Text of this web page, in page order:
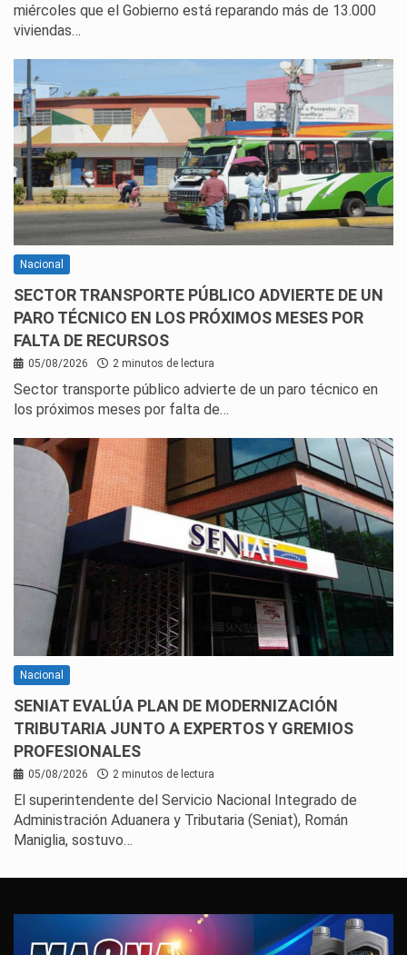
miércoles que el Gobierno está reparando más de 13.000
viviendas…
Nacional
SECTOR TRANSPORTE PÚBLICO ADVIERTE DE UN
PARO TÉCNICO EN LOS PRÓXIMOS MESES POR
FALTA DE RECURSOS
05/08/2026 2 minutos de lectura
Sector transporte público advierte de un paro técnico en
los próximos meses por falta de…
Nacional
SENIAT EVALÚA PLAN DE MODERNIZACIÓN
TRIBUTARIA JUNTO A EXPERTOS Y GREMIOS
PROFESIONALES
05/08/2026 2 minutos de lectura
El superintendente del Servicio Nacional Integrado de
Administración Aduanera y Tributaria (Seniat), Román
Maniglia, sostuvo…